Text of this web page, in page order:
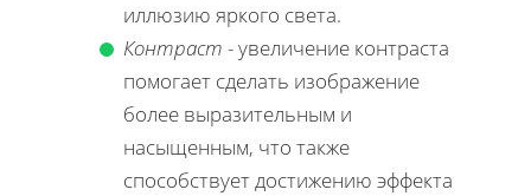
иллюзию яркого света.
Контраст - увеличение контраста
помогает сделать изображение
более выразительным и
насыщенным, что также
способствует достижению эффекта